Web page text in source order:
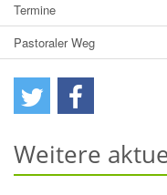
Termine
Pastoraler Weg
Weitere